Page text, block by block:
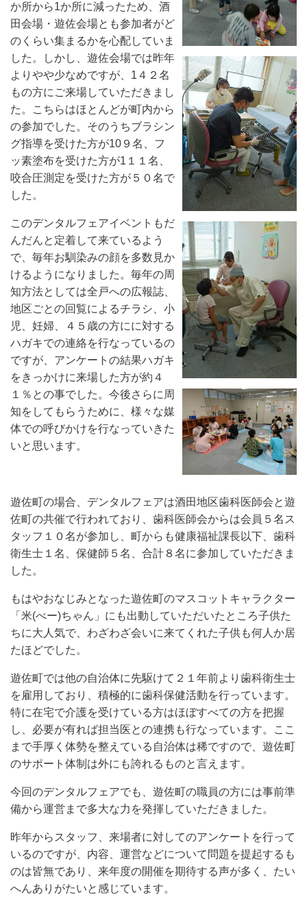
か所から1か所に減ったため、酒
田会場・遊佐会場とも参加者がど
のくらい集まるかを心配していま
した。しかし、遊佐会場では昨年
よりやや少なめですが、 1 ４２名
もの方にご来場していただきまし
た。こちらはほとんどが町内から
の参加でした。そのうちブラシン
グ指導を受けた方が10 ９名、フ
ッ素塗布を受けた方が1 １１名、
咬合圧測定を受けた方が５０名で
した。
このデンタルフェアイベントもだ
んだんと定着して来ているよう
で、毎年お馴染みの顔を多数見か
けるようになりました。毎年の周
知方法としては全戸への広報誌、
地区ごとの回覧によるチラシ、小
児、妊婦、４５歳の方にに対する
ハガキでの連絡を行なっているの
ですが、アンケートの結果ハガキ
をきっかけに来場した方が約４
１％との事でした。今後さらに周
知をしてもらうために、様々な媒
体での呼びかけを行なっていきた
いと思います。
遊佐町の場合、デンタルフェアは酒田地区歯科医師会と遊
佐町の共催で行われており、歯科医師会からは会員５名ス
タッフ１０名が参加し、町からも健康福祉課長以下、歯科
衛生士１名、保健師５名、合計８名に参加していただきま
した。
もはやおなじみとなった遊佐町のマスコットキャラクター
「 米(べー)ちゃん」にも出動していただいたところ子供た
ちに大人気で、わざわざ会いに来てくれた子供も何人か居
たほどでした。
遊佐町では他の自治体に先駆けて２１年前より歯科衛生士
を雇用しており、積極的に歯科保健活動を行っています。
特に在宅で介護を受けている方はほぼすべての方を把握
し、必要が有れば担当医との連携も行なっています。ここ
まで手厚く体勢を整えている自治体は稀ですので、遊佐町
のサポート体制は外にも誇れるものと言えます。
今回のデンタルフェアでも、遊佐町の職員の方には事前準
備から運営まで多大な力を発揮していただきました。
昨年からスタッフ、来場者に対してのアンケートを行って
いるのですが、内容、運営などについて問題を提起するも
のは皆無であり、来年度の開催を期待する声が多く、たい
へんありがたいと感じています。